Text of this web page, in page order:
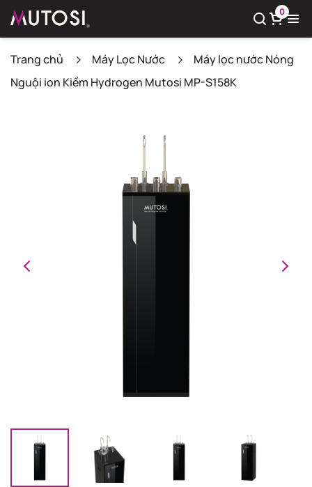
0
Trang chủ Máy Lọc Nước
Máy lọc nước Nóng
Nguội ion Kiềm Hydrogen Mutosi MP-S158K